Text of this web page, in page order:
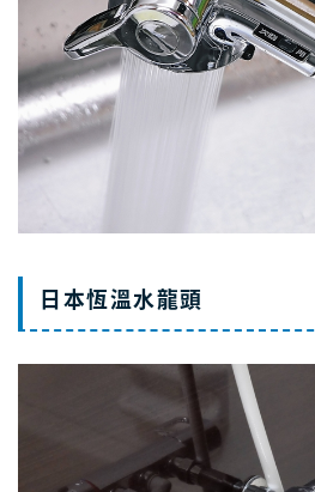
日本恆溫水龍頭